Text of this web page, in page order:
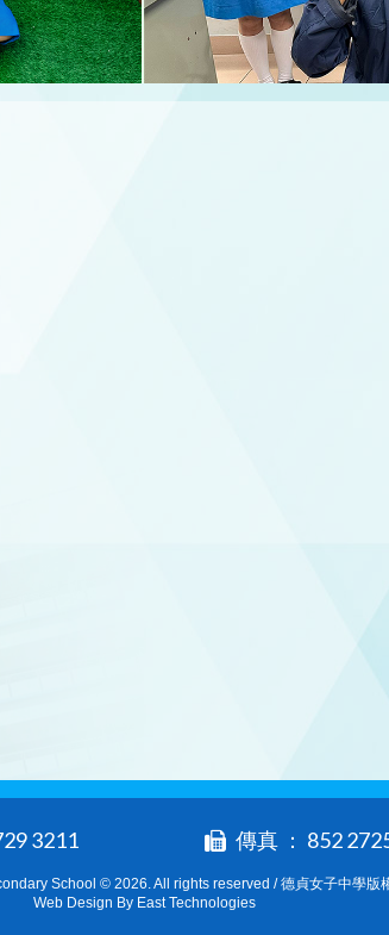
3211 傳真 ： 852
School © 2026. All rights reserved / 德貞女子中學版
Web Design By East Technologies